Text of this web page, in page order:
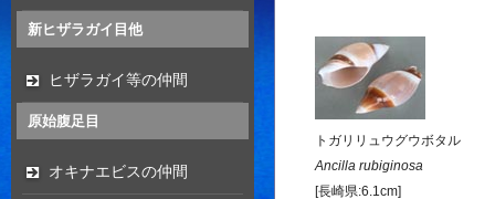
トガリリュウグウボタル
Ancilla rubiginosa
[長崎県:6.1cm]
新ヒザラガイ目他
ヒザラガイ等の仲間
原始腹足目
オキナエビスの仲間